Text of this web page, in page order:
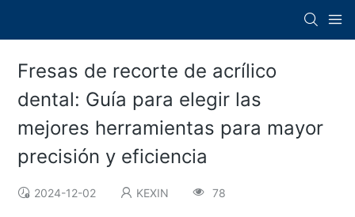
Fresas de recorte de acrílico
dental: Guía para elegir las
mejores herramientas para mayor
precisión y eficiencia
2024-12-02 KEXIN 78